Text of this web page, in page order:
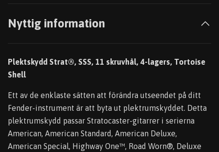
Nyttig information
Plektskydd Strat®, SSS, 11 skruvhål, 4-lagers, Tortoise
Shell
Ett av de enklaste sätten att förändra utseendet på ditt
Fender-instrument är att byta ut plektrumskyddet. Detta
plektrumskydd passar Stratocaster-gitarrer i serierna
American, American Standard, American Deluxe,
American Special, Highway One™, Road Worn®, Deluxe